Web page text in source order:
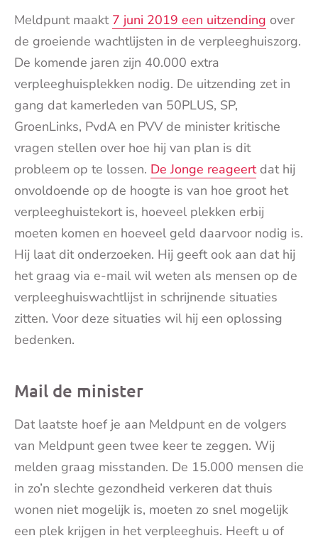
Meldpunt maakt 7 juni 2019 een uitzending over
de groeiende wachtlijsten in de verpleeghuiszorg.
De komende jaren zijn 40.000 extra
verpleeghuisplekken nodig. De uitzending zet in
gang dat kamerleden van 50PLUS, SP,
GroenLinks, PvdA en PVV de minister kritische
vragen stellen over hoe hij van plan is dit
probleem op te lossen. De Jonge reageertdat hij
onvoldoende op de hoogte is van hoe groot het
verpleeghuistekort is, hoeveel plekken erbij
moeten komen en hoeveel geld daarvoor nodig is.
Hij laat dit onderzoeken. Hij geeft ook aan dat hij
het graag via e-mail wil weten als mensen op de
verpleeghuiswachtlijst in schrijnende situaties
zitten. Voor deze situaties wil hij een oplossing
bedenken.
Mail de minister
Dat laatste hoef je aan Meldpunt en de volgers
van Meldpunt geen twee keer te zeggen. Wij
melden graag misstanden. De 15.000 mensen die
in zo’n slechte gezondheid verkeren dat thuis
wonen niet mogelijk is, moeten zo snel mogelijk
een plek krijgen in het verpleeghuis. Heeft u of